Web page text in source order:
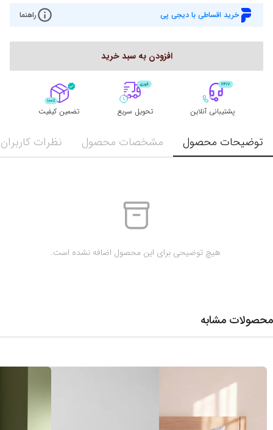
خرید اقساطی با دیجی پی راهنما
افزودن به سبد خرید
پشتیبانی آنلاین تحویل سریع تضمین کیفیت
توضیحات محصول مشخصات محصول نظرات کاربران
محصولات مشابه